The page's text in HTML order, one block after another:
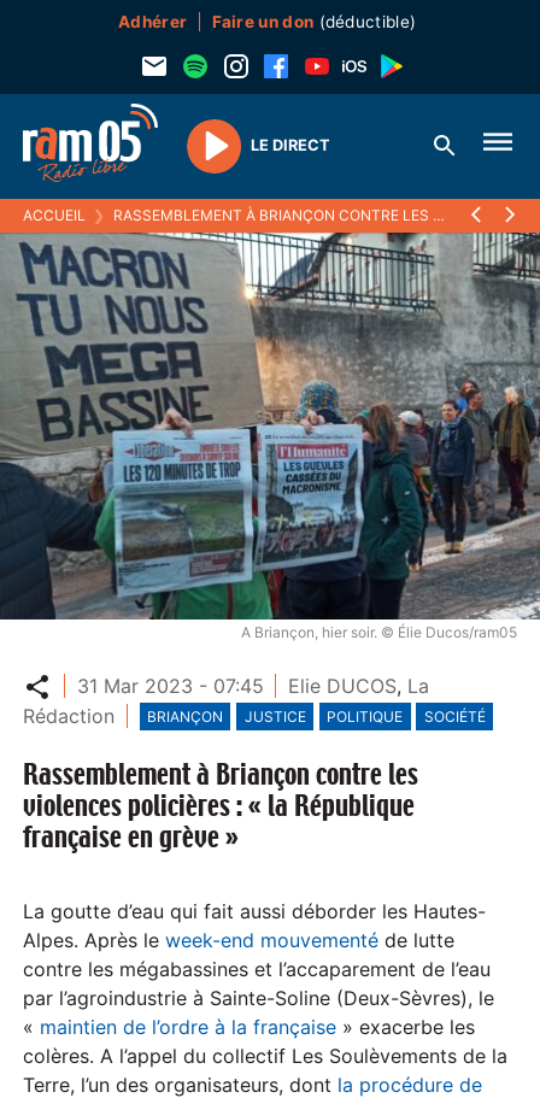
Adhérer Faire un don (déductible)
Play
LE DIRECT
ACCUEIL ❯ RASSEMBLEMENT À BRIANÇON CONTRE LES VIOLENCES POLICIÈRES : « LA RÉPUBLIQUE FRANÇAISE EN GRÈVE »
A Briançon, hier soir. © Élie Ducos/ram05
Partager
31 Mar 2023 - 07:45 Elie DUCOS, La
Rédaction
BRIANÇON JUSTICE POLITIQUE SOCIÉTÉ
Rassemblement à Briançon contre les
violences policières : « la République
française en grève »
La goutte d’eau qui fait aussi déborder les Hautes-
Alpes. Après leweek-end mouvementé de lutte
contre les mégabassines et l’accaparement de l’eau
par l’agroindustrie à Sainte-Soline (Deux-Sèvres), le
« maintien de l’ordre à la française » exacerbe les
colères. A l’appel du collectif Les Soulèvements de la
Terre, l’un des organisateurs, dont la procédure de